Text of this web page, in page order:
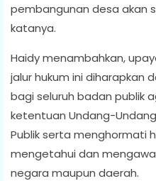
pembangunan desa akan
katanya.
Haidy menambahkan,
jalur hukum ini diharapkan
bagi seluruh badan publik
ketentuan Undang-
Publik serta menghormati
mengetahui dan
negara maupun daerah.